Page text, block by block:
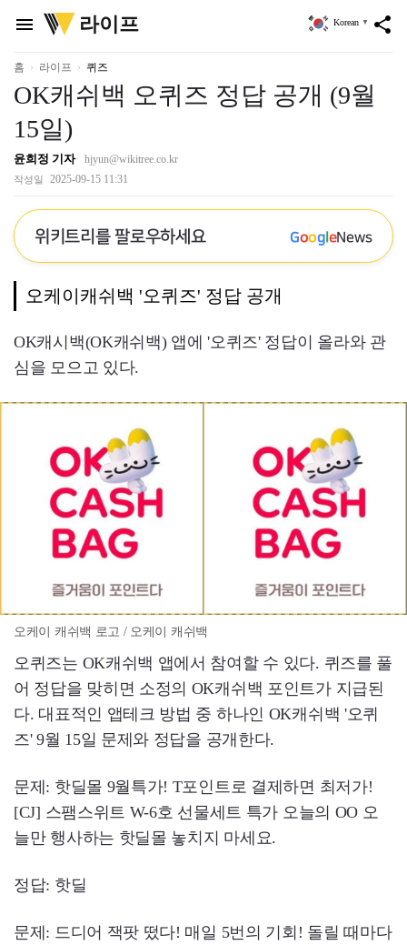
menu
위
키
리
라이프 share
Korean ▼
홈 라이프 퀴즈
OK캐쉬백 오퀴즈 정답 공개 (9월
15일)
윤희정 기자 hjyun@wikitree.co.kr
작성일 2025-09-15 11:31
위키트리를 팔로우하세요 GoogleNews
오케이캐쉬백 '오퀴즈' 정답 공개
OK캐시백(OK캐쉬백) 앱에 '오퀴즈' 정답이 올라와 관
심을 모으고 있다.
오케이 캐쉬백 로고 / 오케이 캐쉬백
오퀴즈는 OK캐쉬백 앱에서 참여할 수 있다. 퀴즈를 풀
어 정답을 맞히면 소정의 OK캐쉬백 포인트가 지급된
다. 대표적인 앱테크 방법 중 하나인 OK캐쉬백 '오퀴
즈' 9월 15일 문제와 정답을 공개한다.
문제: 핫딜몰 9월특가! T포인트로 결제하면 최저가!
[CJ] 스팸스위트 W-6호 선물세트 특가 오늘의 OO 오
늘만 행사하는 핫딜몰 놓치지 마세요.
정답: 핫딜
문제: 드디어 잭팟 떴다! 매일 5번의 기회! 돌릴 때마다